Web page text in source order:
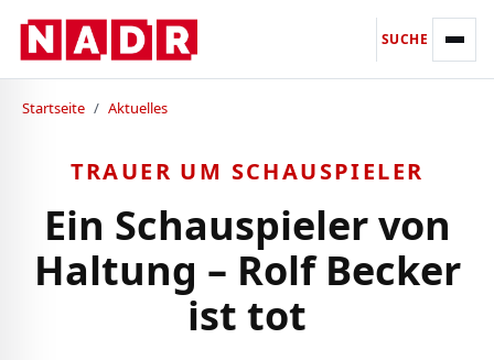
SUCHE
Startseite / Aktuelles
TRAUER UM SCHAUSPIELER
Ein Schauspieler von
Haltung – Rolf Becker
ist tot